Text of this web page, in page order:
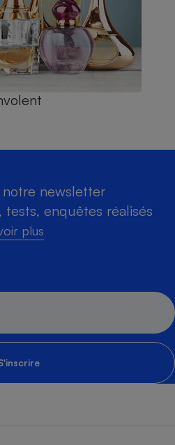
newsletter
enquêtes réalisés
plus